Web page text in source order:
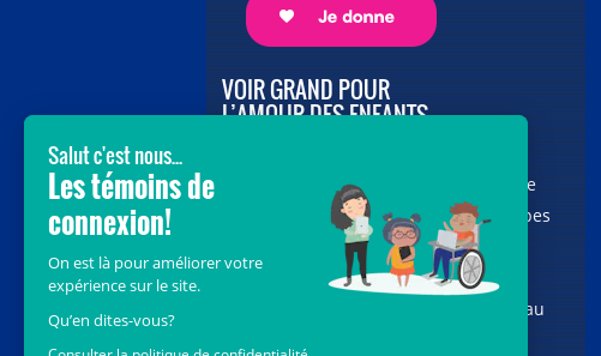
VOIR GRAND POUR
L’AMOUR DES ENFANTS
vous au cœur de la campagne majeure
Voir Grand, nous conduisons les équipes
soignantes vers les opportunités de la
science et des nouvelles technologies
pour que chaque enfant, où qu’il soit au